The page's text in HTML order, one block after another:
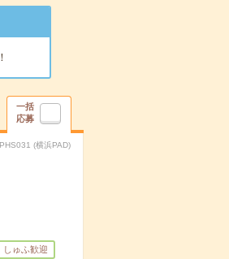
一括
応募
(横浜PAD)
しゅふ歓迎